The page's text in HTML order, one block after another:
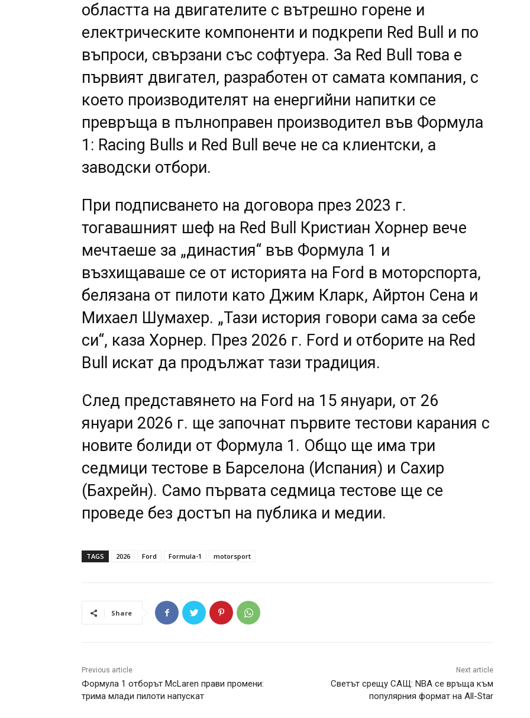
областта на двигателите с вътрешно горене и
електрическите компоненти и подкрепи Red Bull и по
въпроси, свързани със софтуера. За Red Bull това е
първият двигател, разработен от самата компания, с
което производителят на енергийни напитки се
превръща в пълноправен производител във Формула
1: Racing Bulls и Red Bull вече не са клиентски, а
заводски отбори.
При подписването на договора през 2023 г.
тогавашният шеф на Red Bull Кристиан Хорнер вече
мечтаеше за „династия“ във Формула 1 и
възхищаваше се от историята на Ford в моторспорта,
белязана от пилоти като Джим Кларк, Айртон Сена и
Михаел Шумахер. „Тази история говори сама за себе
си“, каза Хорнер. През 2026 г. Ford и отборите на Red
Bull искат да продължат тази традиция.
След представянето на Ford на 15 януари, от 26
януари 2026 г. ще започнат първите тестови карания с
новите болиди от Формула 1. Общо ще има три
седмици тестове в Барселона (Испания) и Сахир
(Бахрейн). Само първата седмица тестове ще се
проведе без достъп на публика и медии.
TAGS 2026 Ford Formula-1 motorsport
Share
Previous article
Формула 1 отборът McLaren прави промени:
трима млади пилоти напускат
Next article
Светът срещу САЩ: NBA се връща към
популярния формат на All-Star